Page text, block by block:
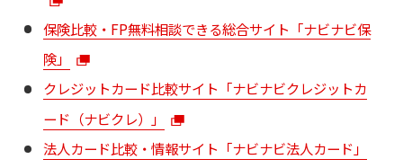
保険比較・FP無料相談できる総合サイト「ナビナビ保
険」
クレジットカード比較サイト「ナビナビクレジットカ
ード（ナビクレ）」
法人カード比較・情報サイト「ナビナビ法人カード」